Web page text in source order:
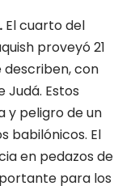
El cuarto del
pro­veyó 21
des­criben, con
Judá. Estos
y peligro de un
babilónicos. El
en pedazos de
para los